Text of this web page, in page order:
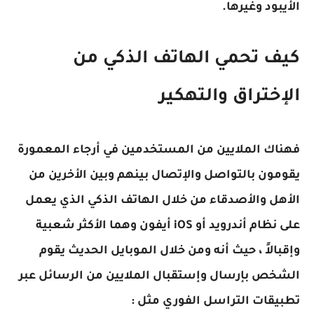
الأيبود وغيرها.
كيف تحمي الهاتف الذكي من
الإختراق والتهكير
فهناك الملايين من المستخدمين في أرجاء المعمورة
يقومون بالتواصل والإتصال بينهم وبين الأخرين من
الأهل والأصدقاء من خلال الهاتف الذكي الذي يعمل
على نظام أندرويد أو iOS أيفون وهما الأكثر شعبية
وإقبالاً ، حيث أنه ومن خلال الموبايل الحديث يقوم
الشخص بإرسال وإستقبال الملايين من الرسائل عبر
تطبيقات التراسل الفوري مثل :